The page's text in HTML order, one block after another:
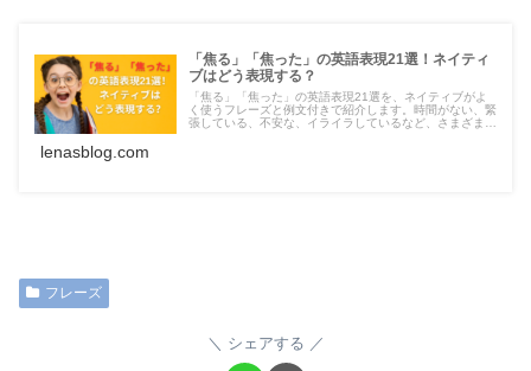
「焦る」「焦った」の英語表現21選！ネイティ
ブはどう表現する？
「焦る」「焦った」の英語表現21選を、ネイティブがよ
く使うフレーズと例文付きで紹介します。時間がない、緊
張している、不安な、イライラしているなど、さまざまな
lenasblog.com
フレーズ
シェアする